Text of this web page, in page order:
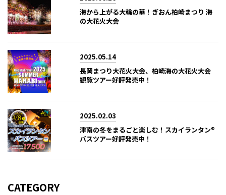
海から上がる大輪の華！ぎおん柏崎まつり 海
の大花火大会
2025.05.14
長岡まつり大花火大会、柏崎海の大花火大会
観覧ツアー好評発売中！
2025.02.03
津南の冬をまるごと楽しむ！スカイランタン®
バスツアー好評発売中！
CATEGORY